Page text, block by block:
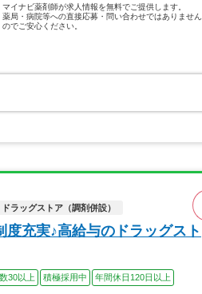
マイナビ薬剤師が求人情報を無料でご提供します。
薬局・病院等への直接応募・問い合わせではありません
のでご安心ください。
ドラッグストア（調剤併設）
度充実♪高給与のドラッグスト
30以上 積極採用中 年間休日120日以上